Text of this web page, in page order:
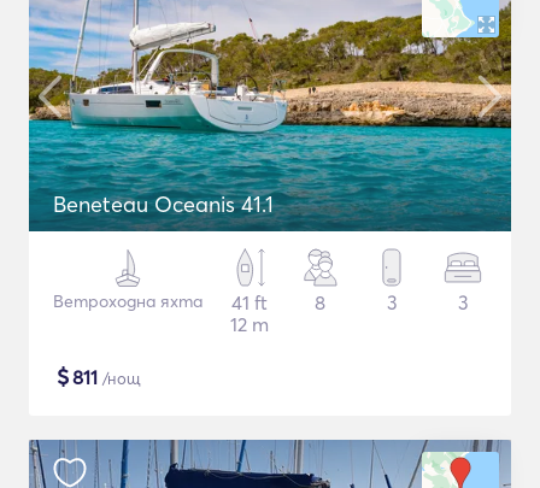
Beneteau Oceanis 41.1
Ветроходна яхта
41 ft
12 m
8 3 3
$811 /нощ